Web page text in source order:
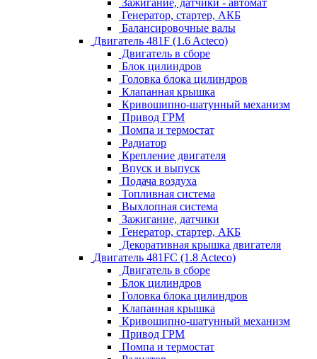
Зажигание, датчики - автомат
Генератор, стартер, АКБ
Балансировочные валы
Двигатель 481F (1.6 Acteco)
Двигатель в сборе
Блок цилиндров
Головка блока цилиндров
Клапанная крышка
Кривошипно-шатунный механизм
Привод ГРМ
Помпа и термостат
Радиатор
Крепление двигателя
Впуск и выпуск
Подача воздуха
Топливная система
Выхлопная система
Зажигание, датчики
Генератор, стартер, АКБ
Декоративная крышка двигателя
Двигатель 481FC (1.8 Acteco)
Двигатель в сборе
Блок цилиндров
Головка блока цилиндров
Клапанная крышка
Кривошипно-шатунный механизм
Привод ГРМ
Помпа и термостат